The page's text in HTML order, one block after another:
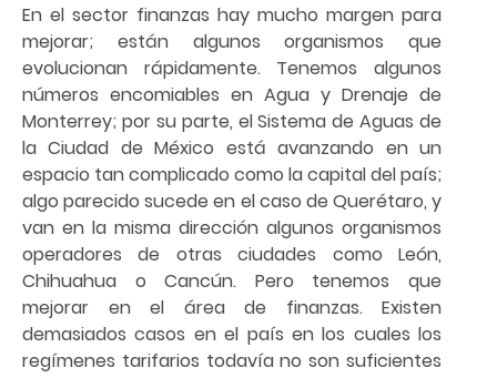
En el sector finanzas hay mucho margen para
mejorar; están algunos organismos que
evolucionan rápidamente. Tenemos algunos
números encomiables en Agua y Drenaje de
Monterrey; por su parte, el Sistema de Aguas de
la Ciudad de México está avanzando en un
espacio tan complicado como la capital del país;
algo parecido sucede en el caso de Querétaro, y
van en la misma dirección algunos organismos
operadores de otras ciudades como León,
Chihuahua o Cancún. Pero tenemos que
mejorar en el área de finanzas. Existen
demasiados casos en el país en los cuales los
regímenes tarifarios todavía no son suficientes